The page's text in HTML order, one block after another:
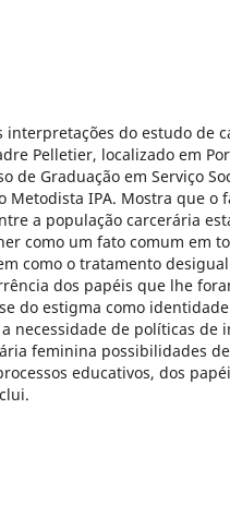
do estudo de
Pelletier, localizado em
de Graduação em Serviço
IPA. Mostra que o
a população carcerária
como um fato comum em
como o tratamento
dos papéis que lhe
do estigma como
necessidade de políticas de
feminina possibilidades de
educativos, dos